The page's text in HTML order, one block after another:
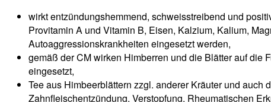
wirkt entzündungshemmend, schweisstreibend und
Provitamin A und Vitamin B, Eisen, Kalzium, Kalium,
Autoaggressionskrankheiten eingesetzt werden,
gemäß der CM wirken Himberren und die Blätter auf die
eingesetzt,
Tee aus Himbeerblättern zzgl. anderer Kräuter und
Zahnfleischentzündung, Verstopfung, Rheumatischen